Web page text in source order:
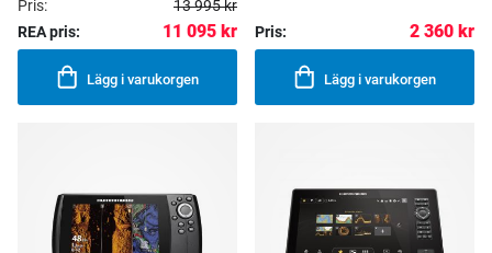
Pris:
13 995 kr
REA pris:
11 095 kr
Lägg i varukorgen
Pris: 2 360 kr
Lägg i varukorgen